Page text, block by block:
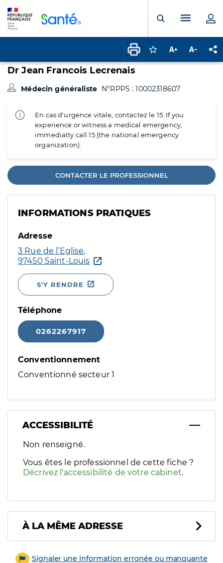
Ouvrir laMenu
Connectez-vous
Augmenter la
Dr Jean Francois Lecrenais
Médecin généraliste N°RPPS : 10002318607
En cas d'urgence vitale, contactez le 15. If you
experience or witness a medical emergency,
immediatly call 15 (the national emergency
organization).
CONTACTER LE PROFESSIONNEL
INFORMATIONS PRATIQUES
Adresse
3 Rue de l’Eglise,
97450 Saint-Louis
S'Y RENDRE
Téléphone
0262267917
Conventionnement
Conventionné secteur 1
ACCESSIBILITÉ
Filtres
Sélectionnez un ou plusieurs handicaps/besoins
Non renseigné.
Vous êtes le professionnel de cette fiche ?
Décrivez l'accessibilité de votre cabinet.
À LA MÊME ADRESSE
Signaler une information erronée ou manquante